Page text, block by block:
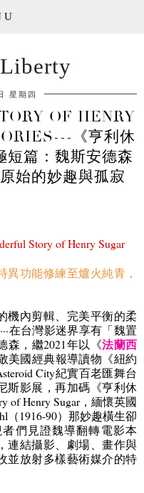
星期四
OF HENRY
《亨利休
短篇：魏斯安德森
始的妙趣與孤寂
Story of Henry Sugar
功能修練至爐火純青，
機內剪輯、完美平衡的柔
在台灣影迷界享有「魏置
森，繼2021年以《法蘭西
美國經典報導讀物《紐約
City紀實百老匯舞台
斯影展，再加碼《亨利休
of Henry Sugar，緬懷英國
（1916-90）那妙趣橫生卻
們見證魏導翻轉電影本
連結攝影、劇場、畫作與
並放射多樣藝術媒介的特